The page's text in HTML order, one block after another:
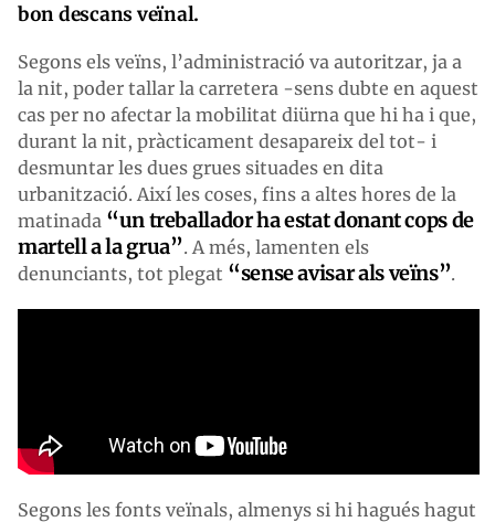
bon descans veïnal.
Segons els veïns, l’administració va autoritzar, ja a
la nit, poder tallar la carretera -sens dubte en aquest
cas per no afectar la mobilitat diürna que hi ha i que,
durant la nit, pràcticament desapareix del tot- i
desmuntar les dues grues situades en dita
urbanització. Així les coses, fins a altes hores de la
matinada “un treballador ha estat donant cops de
martell a la grua”. A més, lamenten els
denunciants, tot plegat “sense avisar als veïns”.
Segons les fonts veïnals, almenys si hi hagués hagut